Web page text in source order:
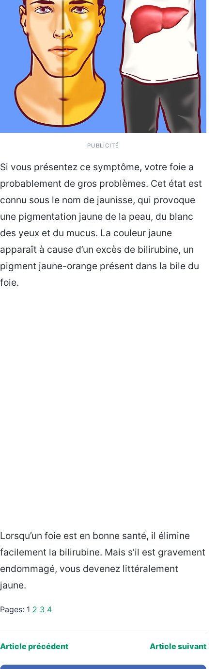
PUBLICITÉ
Si vous présentez ce symptôme, votre foie a
probablement de gros problèmes. Cet état est
connu sous le nom de jaunisse, qui provoque
une pigmentation jaune de la peau, du blanc
des yeux et du mucus. La couleur jaune
apparaît à cause d’un excès de bilirubine, un
pigment jaune-orange présent dans la bile du
foie.
Lorsqu’un foie est en bonne santé, il élimine
facilement la bilirubine. Mais s’il est gravement
endommagé, vous devenez littéralement
jaune.
Pages: 1 2 3 4
Article précédent Article suivant